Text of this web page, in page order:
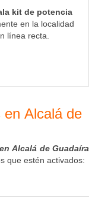
kit de potencia
en la localidad
línea recta.
en Alcalá de
Alcalá de Guadaíra
que estén activados: